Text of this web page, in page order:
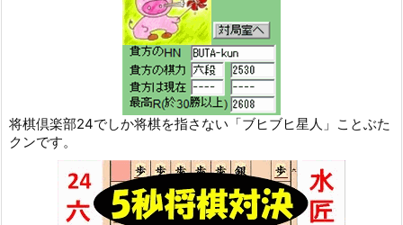
将棋倶楽部24でしか将棋を指さない「ブヒブヒ星人」ことぶた
クンです。